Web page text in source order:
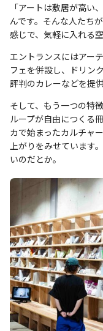
「アートは敷居が高い
んです。そんな人たち
感じで、気軽に入れる
エントランスにはアー
フェを併設し、ドリン
評判のカレーなどを提
そして、もう一つの特
ループが自由につくる
カで始まったカルチャ
上がりをみせています
いのだとか。